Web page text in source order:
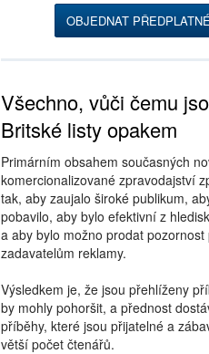
OBJEDNAT PŘEDPLATNÉ
Všechno, vůči čemu
Britské listy opakem
Primárním obsahem současných
komercionalizované zpravodajství
tak, aby zaujalo široké publikum,
pobavilo, aby bylo efektivní z
a aby bylo možno prodat pozornost
zadavatelům reklamy.
Výsledkem je, že jsou přehlíženy
by mohly pohoršit, a přednost
příběhy, které jsou přijatelné a
větší počet čtenářů.